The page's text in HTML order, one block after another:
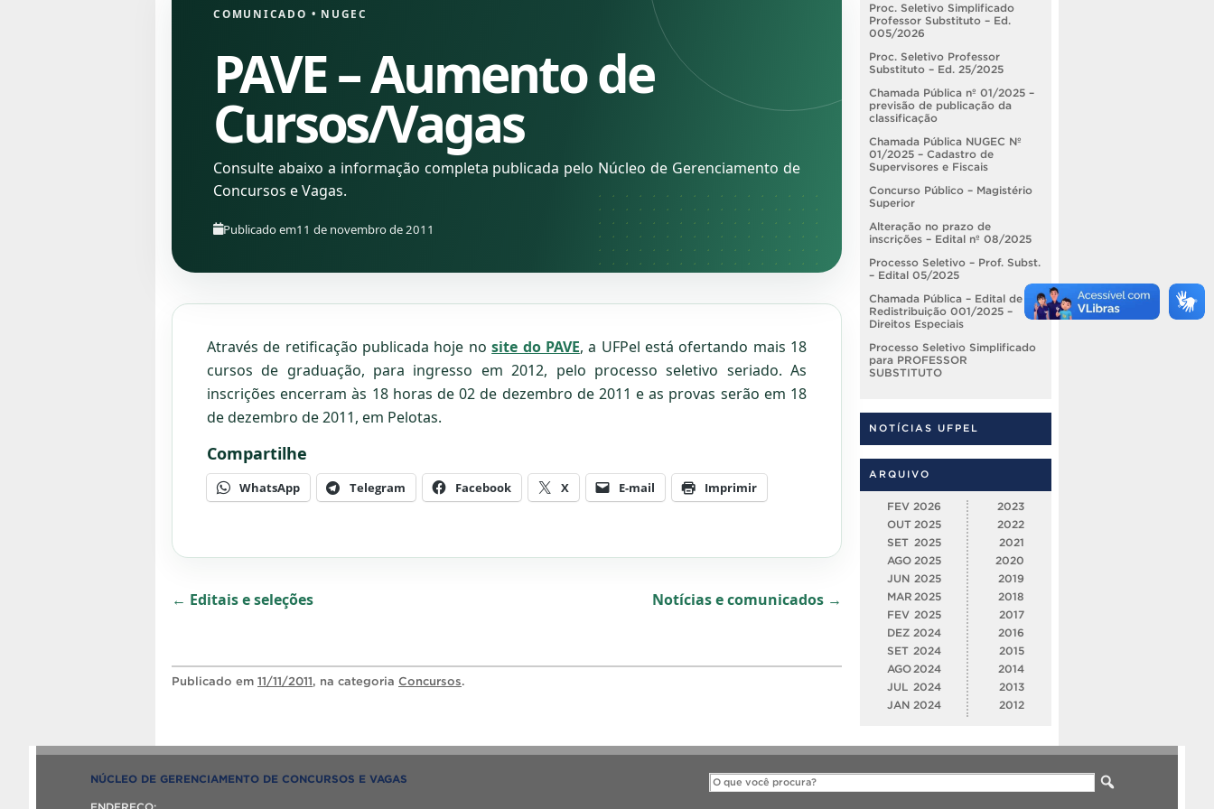
COMUNICADO • NUGEC
PAVE – Aumento de
Cursos/Vagas
Consulte abaixo a informação completa publicada pelo Núcleo de Gerenciamento de
Concursos e Vagas.
Publicado em11 de novembro de 2011
Através de retificação publicada hoje nosite do PAVE, a UFPel está ofertando mais 18
cursos de graduação, para ingresso em 2012, pelo processo seletivo seriado. As
inscrições encerram às 18 horas de 02 de dezembro de 2011 e as provas serão em 18
de dezembro de 2011, em Pelotas.
Compartilhe
WhatsApp Telegram Facebook X E-mail Imprimir
← Editais e seleções Notícias e comunicados →
Publicado em 11/11/2011, na categoria Concursos.
Proc. Seletivo Simplificado
Professor Substituto – Ed.
005/2026
Proc. Seletivo Professor
Substituto – Ed. 25/2025
Chamada Pública nº 01/2025 –
previsão de publicação da
classificação
Chamada Pública NUGEC Nº
01/2025 – Cadastro de
Supervisores e Fiscais
Concurso Público – Magistério
Superior
Alteração no prazo de
inscrições – Edital nº 08/2025
Processo Seletivo – Prof. Subst.
– Edital 05/2025
Chamada Pública – Edital de
Redistribuição 001/2025 –
Direitos Especiais
Processo Seletivo Simplificado
para PROFESSOR
SUBSTITUTO
NOTÍCIAS UFPEL
ARQUIVO
FEV 2026
OUT 2025
SET 2025
AGO 2025
JUN 2025
MAR 2025
FEV 2025
DEZ 2024
SET 2024
AGO 2024
JUL 2024
JAN 2024
2023
2022
2021
2020
2019
2018
2017
2016
2015
2014
2013
2012
NÚCLEO DE GERENCIAMENTO DE CONCURSOS E VAGAS
ENDEREÇO: